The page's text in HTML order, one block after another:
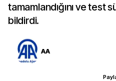
tamamlandığını ve test
bildirdi.
AA